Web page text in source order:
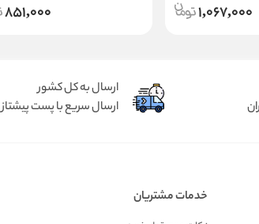
1,067,000
851,000
ارسال به کل کشور
ارسال سریع با پست پیشتاز
خدمات مشتریان